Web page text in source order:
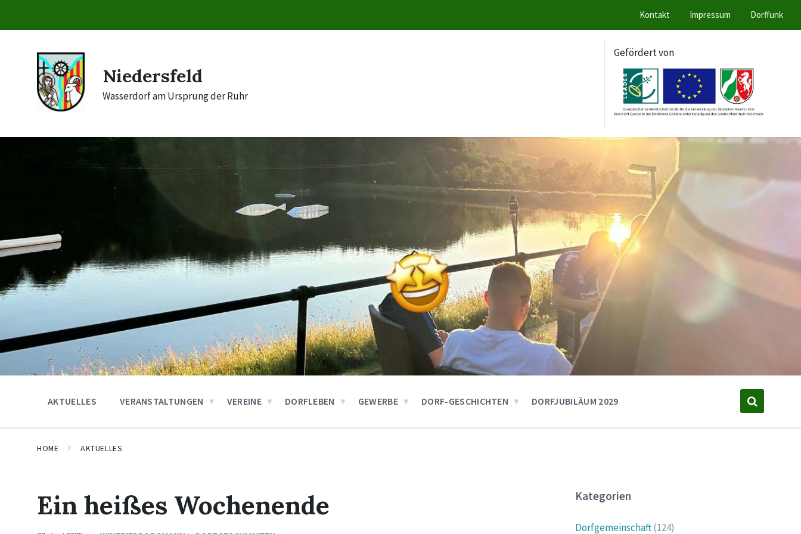
content
main
footer
Kontakt Impressum Dorffunk
Niedersfeld
Wasserdorf am Ursprung der Ruhr
Gefördert von
AKTUELLES VERANSTALTUNGEN VEREINE DORFLEBEN GEWERBE DORF-GESCHICHTEN DORFJUBILÄUM 2029
HOME AKTUELLES
Ein heißes Wochenende Kategorien
Dorfgemeinschaft(124)